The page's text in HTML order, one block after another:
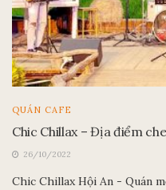
QUÁN CAFE
Chic Chillax – Địa điểm
26/10/2022
Chic Chillax Hội An - Quán